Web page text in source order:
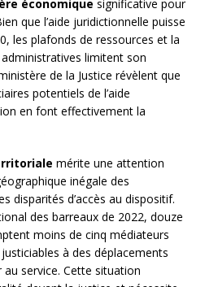
économique significative pour
que l’aide juridictionnelle puisse
les plafonds de ressources et la
limitent son
de la Justice révèlent que
potentiels de l’aide
en font effectivement la
mérite une attention
inégale des
disparités d’accès au dispositif.
des barreaux de 2022, douze
moins de cinq médiateurs
à des déplacements
service. Cette situation